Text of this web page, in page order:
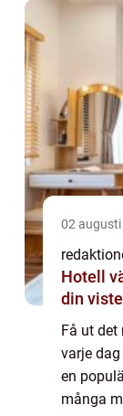
02 augusti
Hotell växjö så hittar du
din
Få ut
varje
en
många